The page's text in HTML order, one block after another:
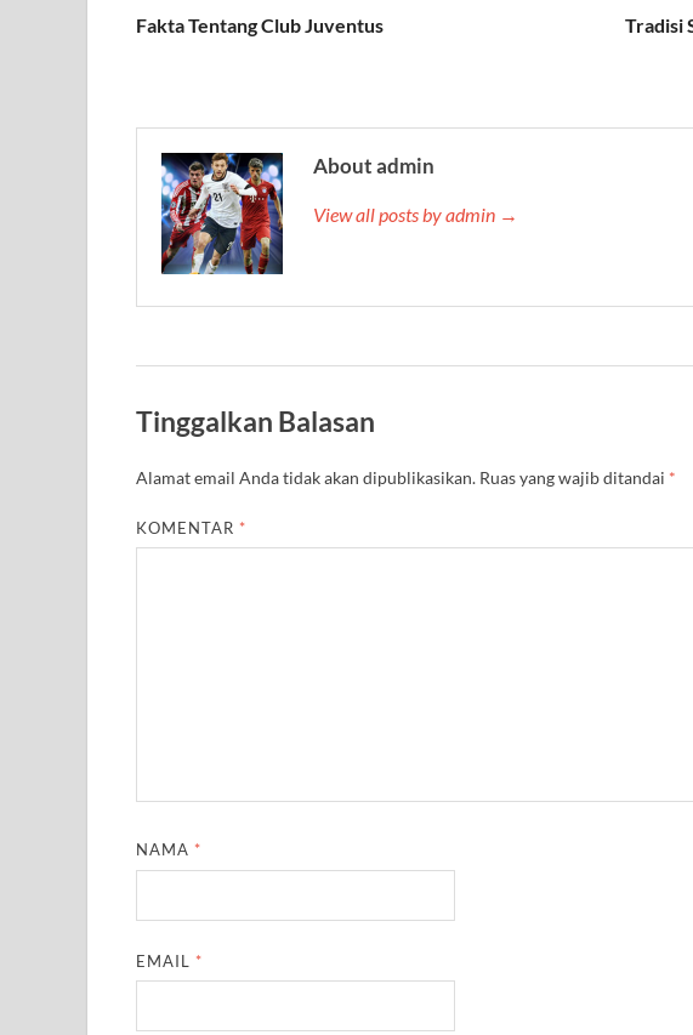
Fakta Tentang Club Juventus
Tradisi
About admin
View all posts by admin →
Tinggalkan Balasan
Alamat email Anda tidak akan dipublikasikan. Ruas yang wajib ditandai *
KOMENTAR *
NAMA *
EMAIL *